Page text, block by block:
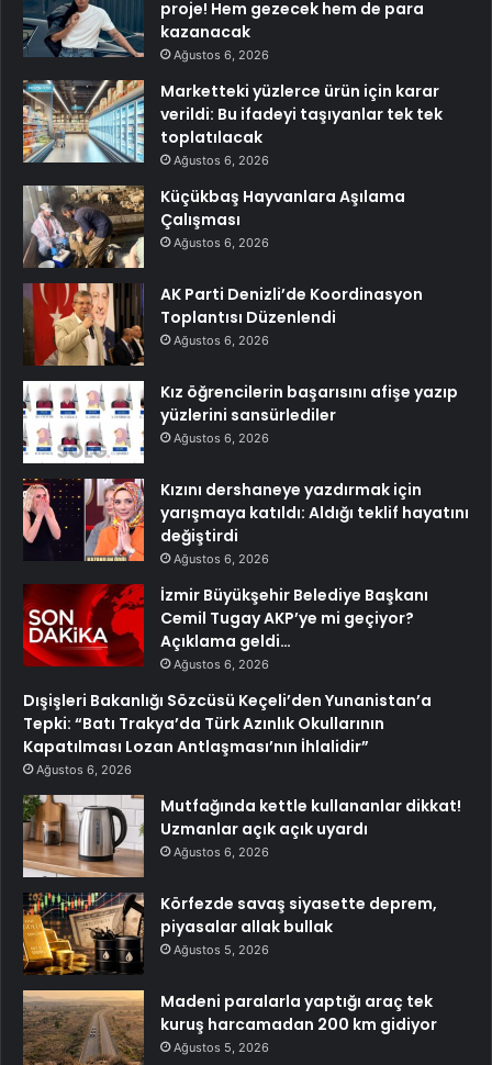
proje! Hem gezecek hem de para
kazanacak
Ağustos 6, 2026
Marketteki yüzlerce ürün için karar
verildi: Bu ifadeyi taşıyanlar tek tek
toplatılacak
Ağustos 6, 2026
Küçükbaş Hayvanlara Aşılama
Çalışması
Ağustos 6, 2026
AK Parti Denizli’de Koordinasyon
Toplantısı Düzenlendi
Ağustos 6, 2026
Kız öğrencilerin başarısını afişe yazıp
yüzlerini sansürlediler
Ağustos 6, 2026
Kızını dershaneye yazdırmak için
yarışmaya katıldı: Aldığı teklif hayatını
değiştirdi
Ağustos 6, 2026
İzmir Büyükşehir Belediye Başkanı
Cemil Tugay AKP’ye mi geçiyor?
Açıklama geldi…
Ağustos 6, 2026
Dışişleri Bakanlığı Sözcüsü Keçeli’den Yunanistan’a
Tepki: “Batı Trakya’da Türk Azınlık Okullarının
Kapatılması Lozan Antlaşması’nın İhlalidir”
Ağustos 6, 2026
Mutfağında kettle kullananlar dikkat!
Uzmanlar açık açık uyardı
Ağustos 6, 2026
Körfezde savaş siyasette deprem,
piyasalar allak bullak
Ağustos 5, 2026
Madeni paralarla yaptığı araç tek
kuruş harcamadan 200 km gidiyor
Ağustos 5, 2026